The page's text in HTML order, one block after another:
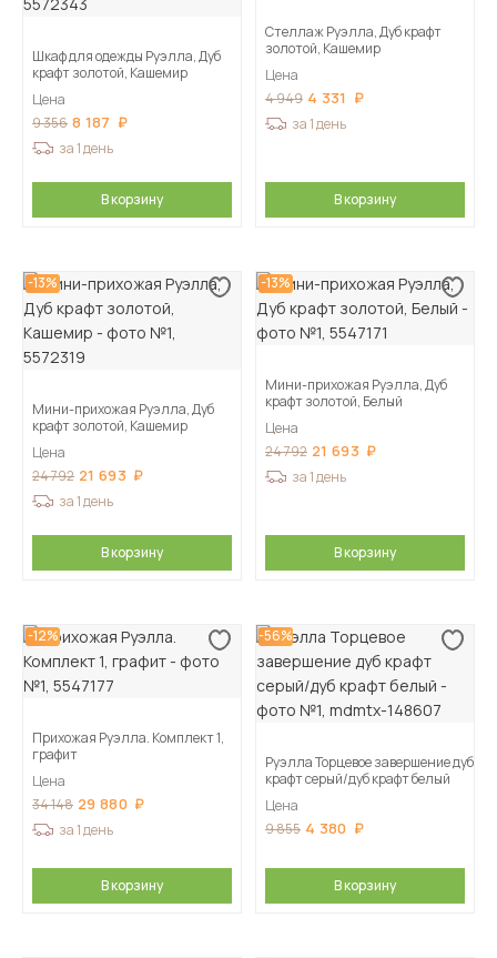
Шкаф для одежды Руэлла, Дуб
крафт золотой, Кашемир
Цена
9 356 8 187
за 1 день
В корзину
Стеллаж Руэлла, Дуб крафт
золотой, Кашемир
Цена
4 949 4 331
за 1 день
В корзину
-13%
Мини-прихожая Руэлла, Дуб
крафт золотой, Кашемир
Цена
24 792 21 693
за 1 день
В корзину
-13%
Мини-прихожая Руэлла, Дуб
крафт золотой, Белый
Цена
24 792 21 693
за 1 день
В корзину
-12%
Прихожая Руэлла. Комплект 1,
графит
Цена
34 148 29 880
за 1 день
В корзину
-56%
Руэлла Торцевое завершение дуб
крафт серый/дуб крафт белый
Цена
9 855 4 380
В корзину